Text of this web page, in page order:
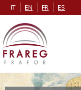
IT EN FR ES